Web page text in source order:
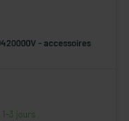
- accessoires
3 jours